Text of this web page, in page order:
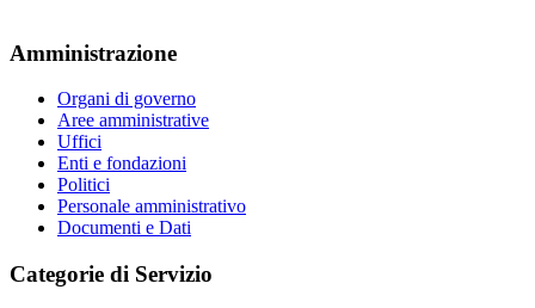
Amministrazione
Organi di governo
Aree amministrative
Uffici
Enti e fondazioni
Politici
Personale amministrativo
Documenti e Dati
Categorie di Servizio